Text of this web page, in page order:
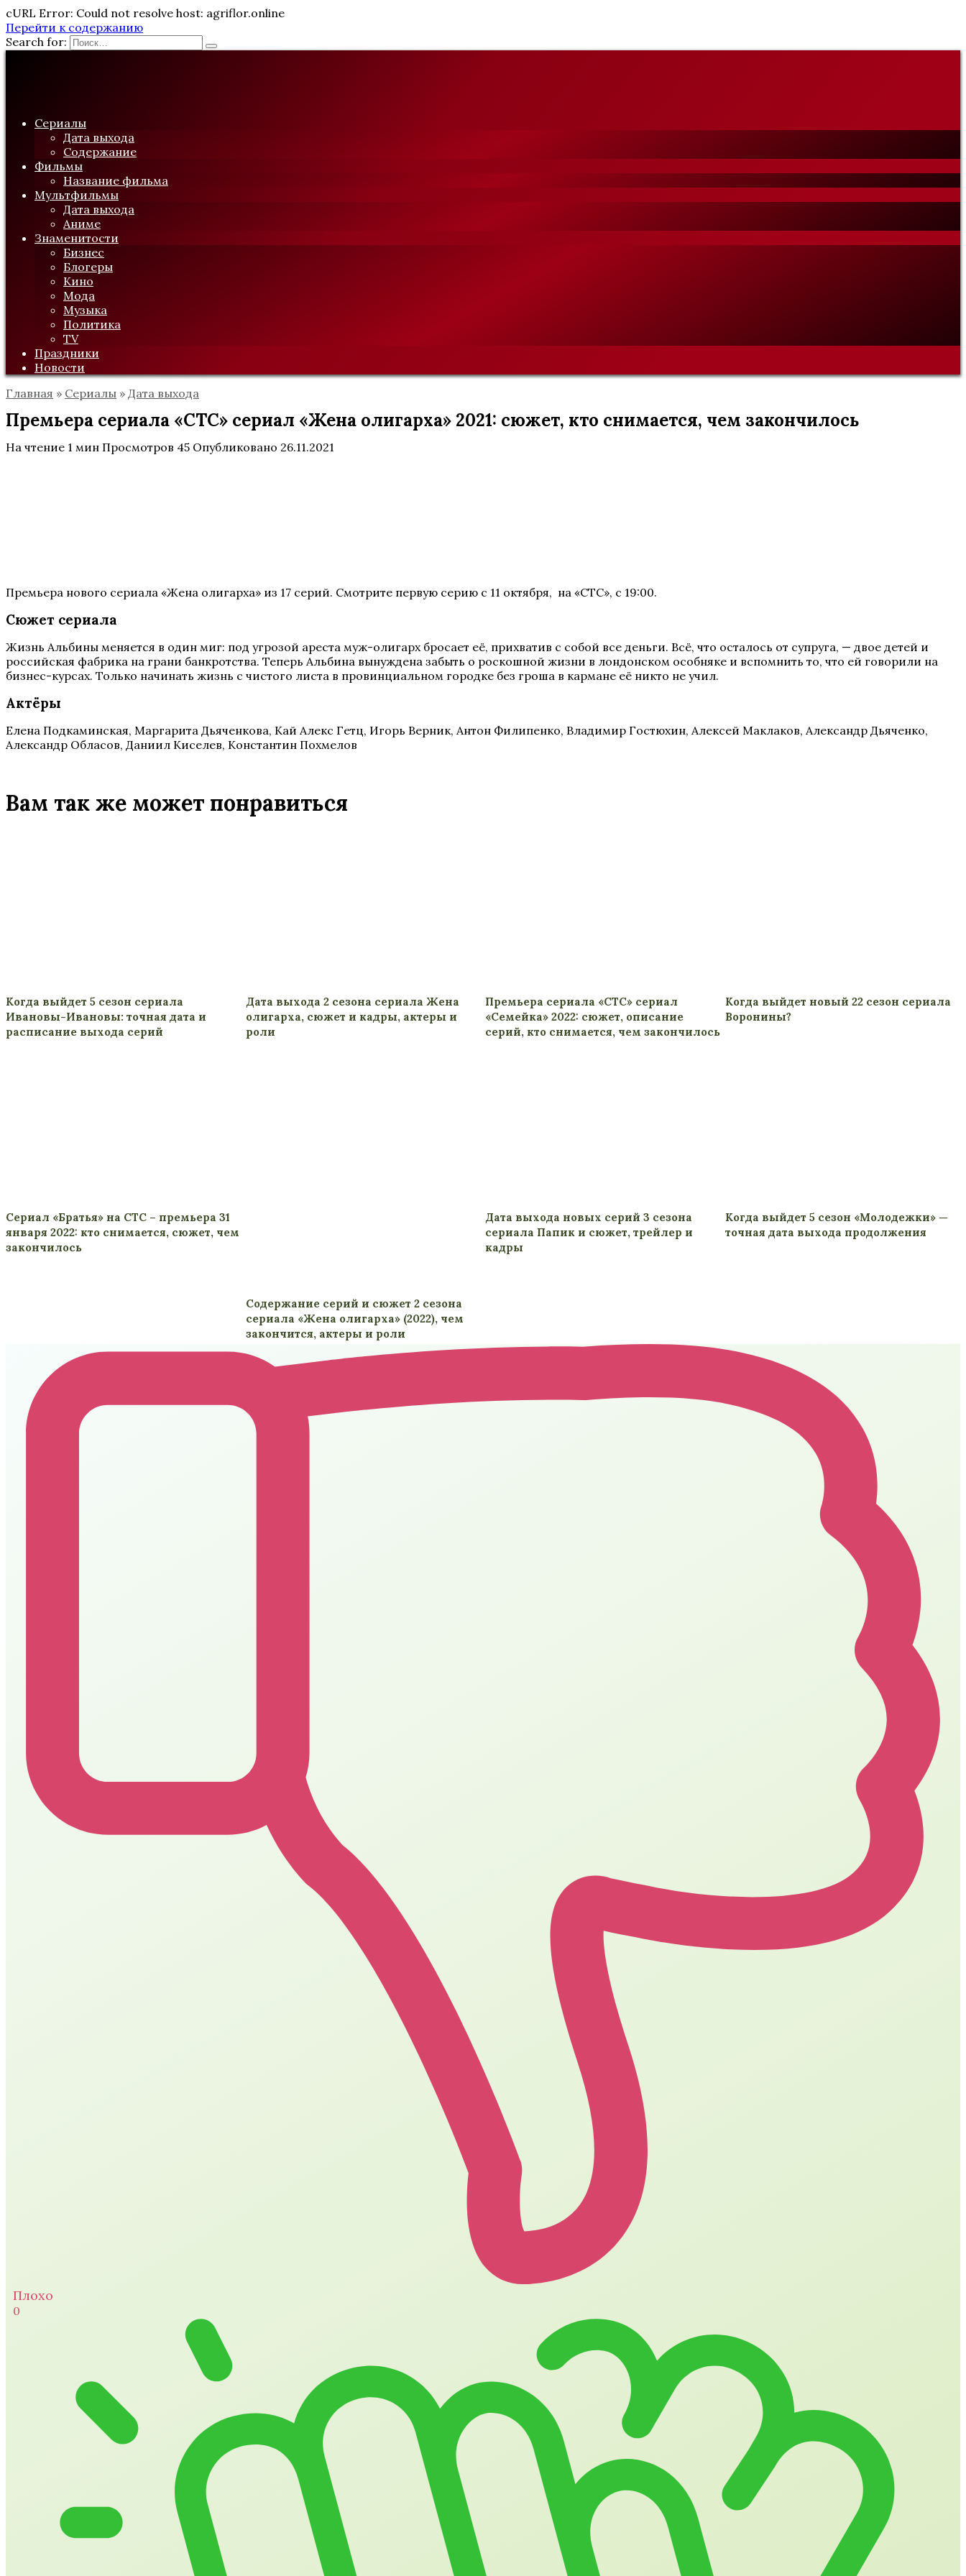
cURL Error: Could not resolve host: agriflor.online
Перейти к содержанию
Search for:
Сериалы
Дата выхода
Содержание
Фильмы
Название фильма
Мультфильмы
Дата выхода
Аниме
Знаменитости
Бизнес
Блогеры
Кино
Мода
Музыка
Политика
TV
Праздники
Новости
Главная » Сериалы » Дата выхода
Премьера сериала «СТС» сериал «Жена олигарха» 2021: сюжет, кто снимается, чем закончилось
На чтение 1 мин Просмотров 45 Опубликовано 26.11.2021
Премьера нового сериала «Жена олигарха» из 17 серий. Смотрите первую серию с 11 октября, на «СТС», с 19:00.
Сюжет сериала
Жизнь Альбины меняется в один миг: под угрозой ареста муж-олигарх бросает её, прихватив с собой все деньги. Всё, что осталось от супруга, — двое детей и
российская фабрика на грани банкротства. Теперь Альбина вынуждена забыть о роскошной жизни в лондонском особняке и вспомнить то, что ей говорили на
бизнес-курсах. Только начинать жизнь с чистого листа в провинциальном городке без гроша в кармане её никто не учил.
Актёры
Елена Подкаминская, Маргарита Дьяченкова, Кай Алекс Гетц, Игорь Верник, Антон Филипенко, Владимир Гостюхин, Алексей Маклаков, Александр Дьяченко,
Александр Обласов, Даниил Киселев, Константин Похмелов
Вам так же может понравиться
Когда выйдет 5 сезон сериала
Ивановы-Ивановы: точная дата и
расписание выхода серий
Дата выхода 2 сезона сериала Жена
олигарха, сюжет и кадры, актеры и
роли
Премьера сериала «СТС» сериал
«Семейка» 2022: сюжет, описание
серий, кто снимается, чем закончилось
Когда выйдет новый 22 сезон сериала
Воронины?
Сериал «Братья» на СТС – премьера 31
января 2022: кто снимается, сюжет, чем
закончилось
Содержание серий и сюжет 2 сезона
сериала «Жена олигарха» (2022), чем
закончится, актеры и роли
Дата выхода новых серий 3 сезона
сериала Папик и сюжет, трейлер и
кадры
Когда выйдет 5 сезон «Молодежки» —
точная дата выхода продолжения
Плохо
0